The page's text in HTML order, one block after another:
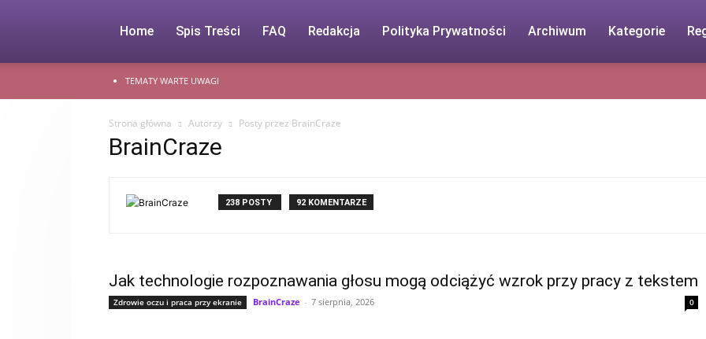
Home Spis Treści FAQ Redakcja Polityka Prywatności Archiwum Kategorie
TEMATY WARTE UWAGI
Strona główna Autorzy Posty przez BrainCraze
BrainCraze
238 POSTY 92 KOMENTARZE
Jak technologie rozpoznawania głosu mogą odciążyć wzrok przy pracy z tekstem
Zdrowie oczu i praca przy ekranie BrainCraze - 7 sierpnia, 2026 0